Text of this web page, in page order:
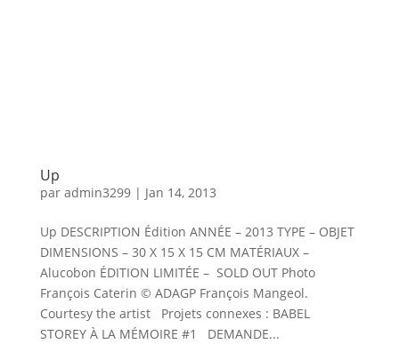
Up
par admin3299| Jan 14, 2013
Up DESCRIPTION Édition ANNÉE – 2013 TYPE – OBJET
DIMENSIONS – 30 X 15 X 15 CM MATÉRIAUX –
Alucobon ÉDITION LIMITÉE – SOLD OUT Photo
François Caterin © ADAGP François Mangeol.
Courtesy the artist Projets connexes : BABEL
STOREY À LA MÉMOIRE #1 DEMANDE...